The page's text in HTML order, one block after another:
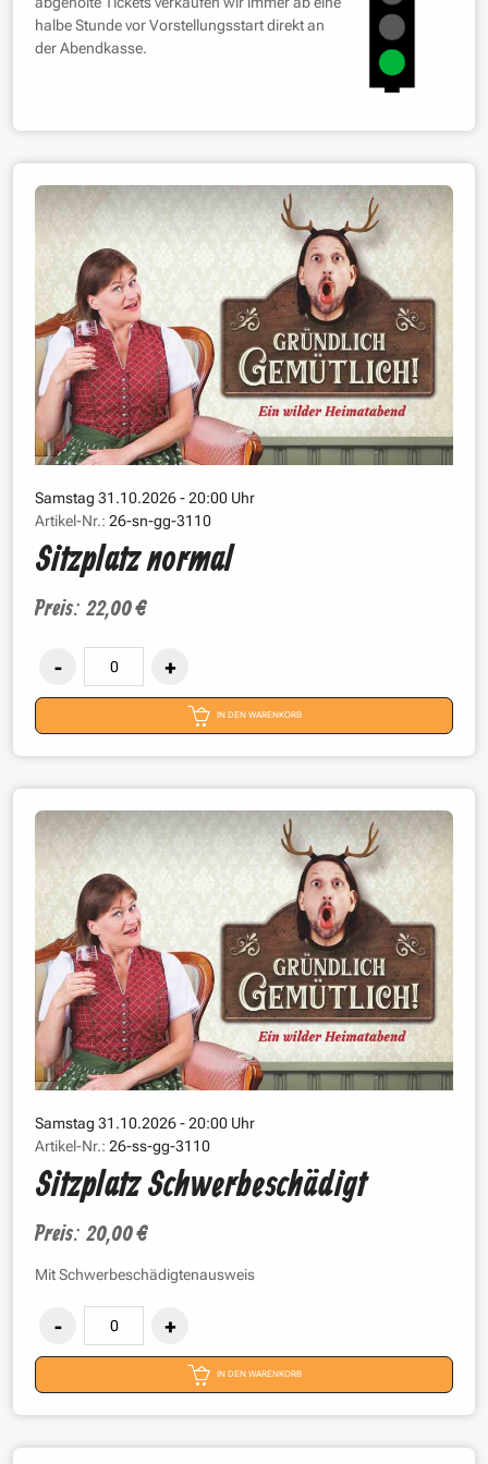
halbe Stunde vor Vorstellungsstart direkt an
der Abendkasse.
Samstag 31.10.2026 - 20:00 Uhr
Artikel-Nr.: 26-sn-gg-3110
Sitzplatz normal
Preis: 22,00 €
IN DEN WARENKORB
Samstag 31.10.2026 - 20:00 Uhr
Artikel-Nr.: 26-ss-gg-3110
Sitzplatz Schwerbeschädigt
Preis: 20,00 €
Mit Schwerbeschädigtenausweis
IN DEN WARENKORB